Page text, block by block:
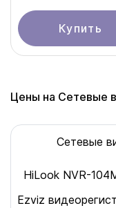
Купить
Цены на Сетевые
Сетевые
HiLook NVR-
Ezviz